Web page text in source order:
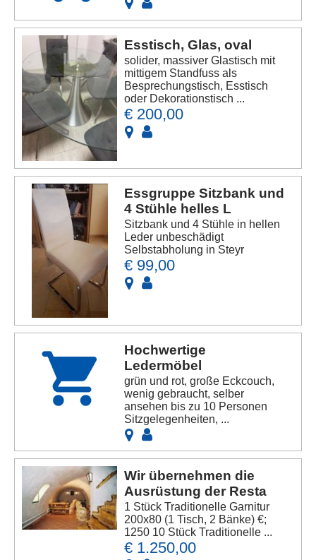
Esstisch, Glas, oval
solider, massiver Glastisch mit
mittigem Standfuss als
Besprechungstisch, Esstisch
oder Dekorationstisch ...
€ 200,00
Essgruppe Sitzbank und
4 Stühle helles L
Sitzbank und 4 Stühle in hellen
Leder unbeschädigt
Selbstabholung in Steyr
€ 99,00
Hochwertige
Ledermöbel
grün und rot, große Eckcouch,
wenig gebraucht, selber
ansehen bis zu 10 Personen
Sitzgelegenheiten, ...
Wir übernehmen die
Ausrüstung der Resta
1 Stück Traditionelle Garnitur
200x80 (1 Tisch, 2 Bänke) €;
1250 10 Stück Traditionelle ...
€ 1.250,00